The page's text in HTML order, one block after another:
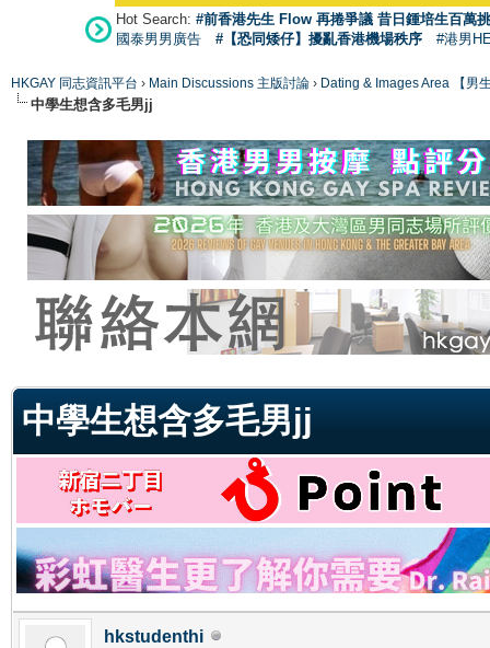
Hot Search: #前香港先生 Flow 再捲爭議 昔日鍾培生百萬
國泰男男廣告
#【恐同矮仔】擾亂香港機場秩序 #港男
HKGAY 同志資訊平台 › Main Discussions 主版討論 › Dating & Images Area 【男
中學生想含多毛男jj
中學生想含多毛男jj
hkstudenthi